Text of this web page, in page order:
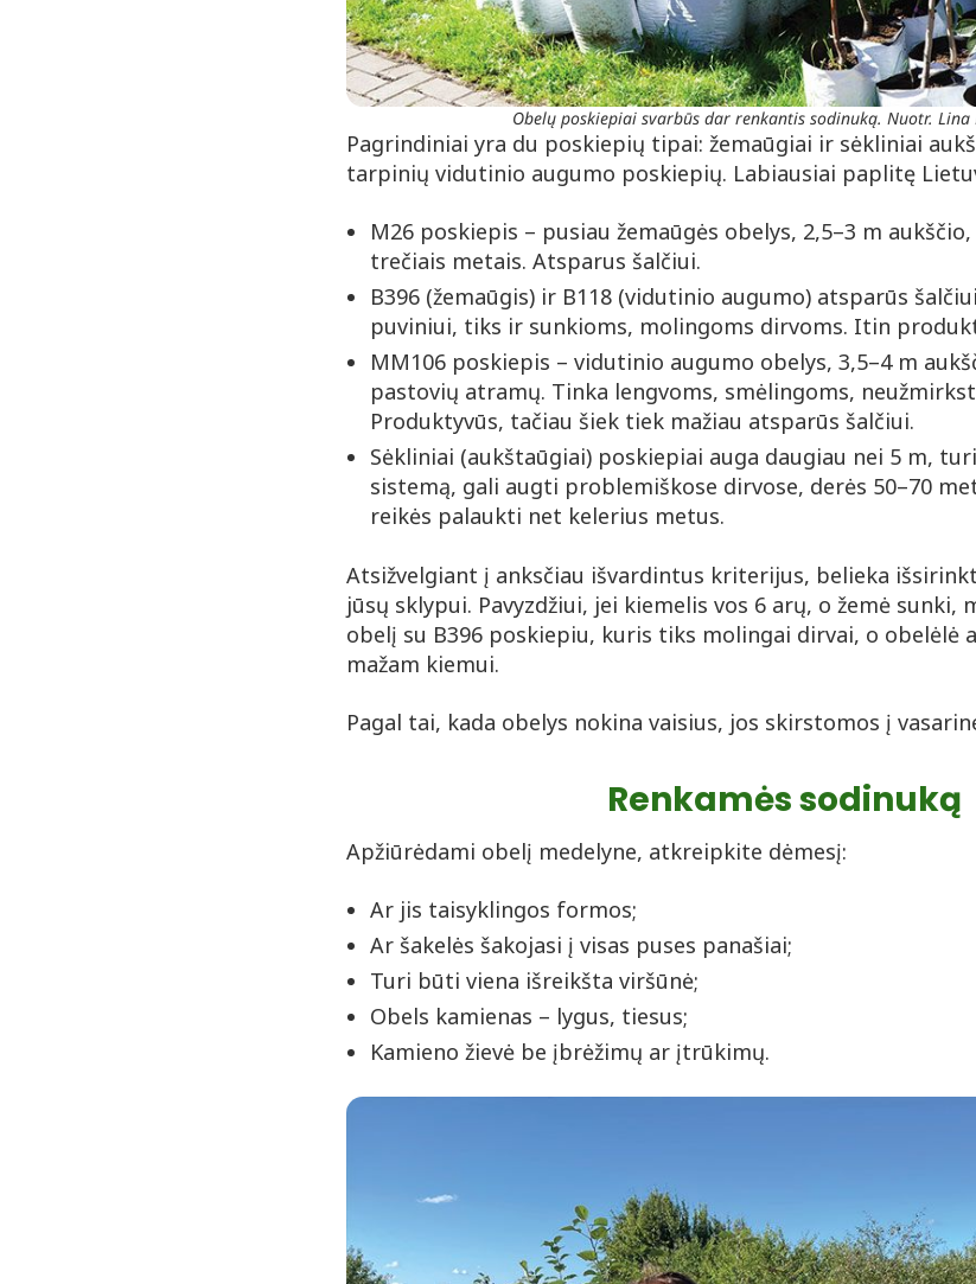
Obelų poskiepiai svarbūs dar renkantis sodinuką. Nuotr.
Pagrindiniai yra du poskiepių tipai: žemaūgiai ir sėkliniai
tarpinių vidutinio augumo poskiepių. Labiausiai paplitę
M26 poskiepis – pusiau žemaūgės obelys, 2,5–3 m
trečiais metais. Atsparus šalčiui.
B396 (žemaūgis) ir B118 (vidutinio augumo) atsparūs
puviniui, tiks ir sunkioms, molingoms dirvoms. Itin
MM106 poskiepis – vidutinio augumo obelys, 3,5–4 m
pastovių atramų. Tinka lengvoms, smėlingoms,
Produktyvūs, tačiau šiek tiek mažiau atsparūs šalčiui.
Sėkliniai (aukštaūgiai) poskiepiai auga daugiau nei 5 m,
sistemą, gali augti problemiškose dirvose, derės 50–70
reikės palaukti net kelerius metus.
Atsižvelgiant į anksčiau išvardintus kriterijus, belieka
jūsų sklypui. Pavyzdžiui, jei kiemelis vos 6 arų, o žemė sunki,
obelį su B396 poskiepiu, kuris tiks molingai dirvai, o obelėlė
mažam kiemui.
Pagal tai, kada obelys nokina vaisius, jos skirstomos į
Renkamės sodinuką
Apžiūrėdami obelį medelyne, atkreipkite dėmesį:
Ar jis taisyklingos formos;
Ar šakelės šakojasi į visas puses panašiai;
Turi būti viena išreikšta viršūnė;
Obels kamienas – lygus, tiesus;
Kamieno žievė be įbrėžimų ar įtrūkimų.